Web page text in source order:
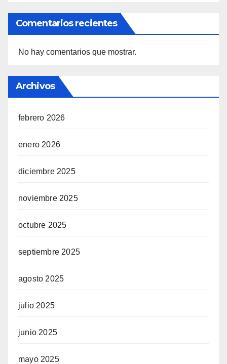
Comentarios recientes
No hay comentarios que mostrar.
Archivos
febrero 2026
enero 2026
diciembre 2025
noviembre 2025
octubre 2025
septiembre 2025
agosto 2025
julio 2025
junio 2025
mayo 2025